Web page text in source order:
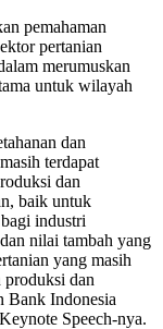
pemahaman
pertanian
merumuskan
untuk wilayah
dan
terdapat
dan
baik untuk
industri
nilai tambah yang
yang masih
dan
Bank Indonesia
Speech-nya.